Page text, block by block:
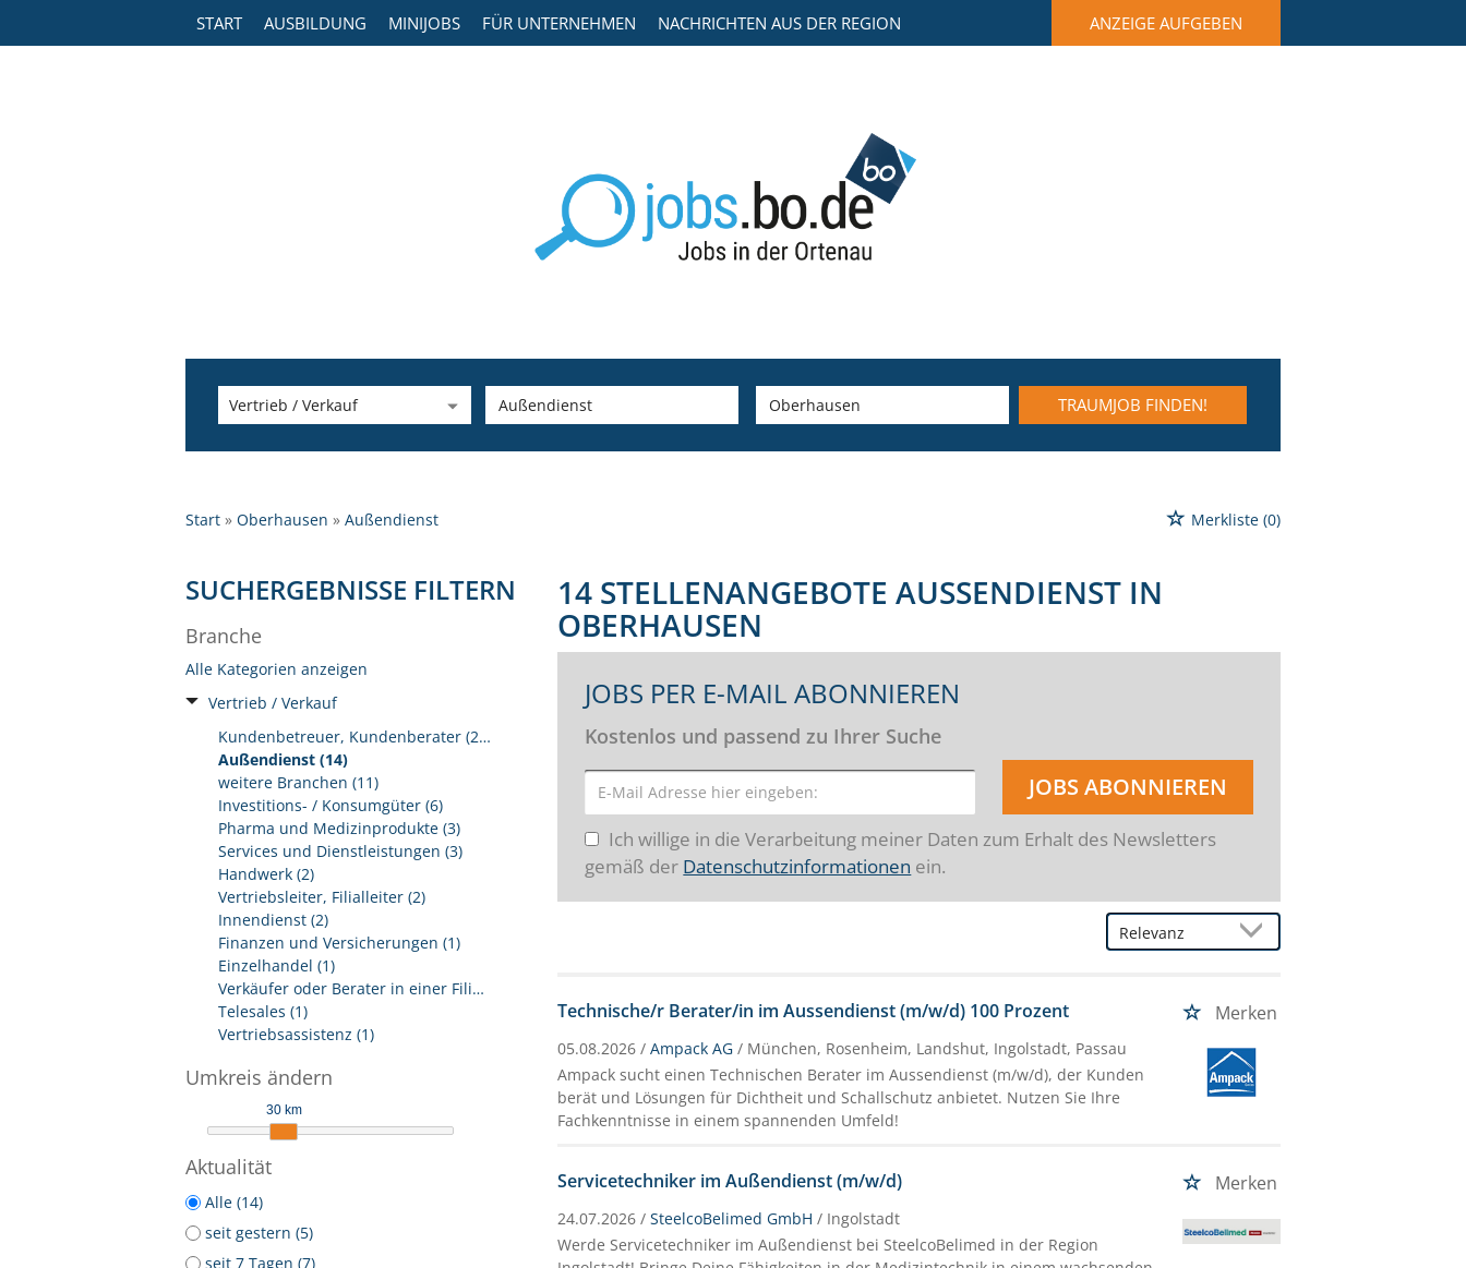
START AUSBILDUNG MINIJOBS FÜR UNTERNEHMEN NACHRICHTEN AUS DER REGION ANZEIGE AUFGEBEN
TRAUMJOB FINDEN!
Start Oberhausen Außendienst Merkliste (0)
SUCHERGEBNISSE FILTERN
Branche
Alle Kategorien anzeigen
Vertrieb / Verkauf
Kundenbetreuer, Kundenberater (23)
Außendienst (14)
weitere Branchen (11)
Investitions- / Konsumgüter (6)
Pharma und Medizinprodukte (3)
Services und Dienstleistungen (3)
Handwerk (2)
Vertriebsleiter, Filialleiter (2)
Innendienst (2)
Finanzen und Versicherungen (1)
Einzelhandel (1)
Verkäufer oder Berater in einer Filiale (1)
Telesales (1)
Vertriebsassistenz (1)
Umkreis ändern
30 km
Aktualität
Alle (14)
seit gestern (5)
seit 7 Tagen (7)
14 STELLENANGEBOTE AUSSENDIENST IN O
BERHAUSEN
JOBS PER E-MAIL ABONNIEREN
Kostenlos und passend zu Ihrer Suche
JOBS ABONNIEREN
Ich willige in die Verarbeitung meiner Daten zum Erhalt des Newsletters
gemäß der Datenschutzinformationen ein.
Technische/r Berater/in im Aussendienst (m/w/d) 100 Prozent Merken
05.08.2026 /Ampack AG / München, Rosenheim, Landshut, Ingolstadt, Passau
Ampack sucht einen Technischen Berater im Aussendienst (m/w/d), der Kunden
berät und Lösungen für Dichtheit und Schallschutz anbietet. Nutzen Sie Ihre
Fachkenntnisse in einem spannenden Umfeld!
Servicetechniker im Außendienst (m/w/d) Merken
24.07.2026 /SteelcoBelimed GmbH / Ingolstadt
Werde Servicetechniker im Außendienst bei SteelcoBelimed in der Region